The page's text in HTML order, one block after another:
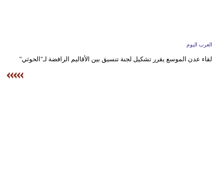
أزياء
العرب اليوم
لقاء عدن الموسع يقرر تشكيل لجنة تنسيق بين الأقاليم الرافضة لـ"الحوثي"